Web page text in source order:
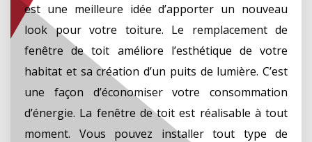
est une meilleure idée d’apporter un nouveau
look pour votre toiture. Le remplacement de
fenêtre de toit améliore l’esthétique de votre
habitat et sa création d’un puits de lumière. C’est
une façon d’économiser votre consommation
d’énergie. La fenêtre de toit est réalisable à tout
moment. Vous pouvez installer tout type de